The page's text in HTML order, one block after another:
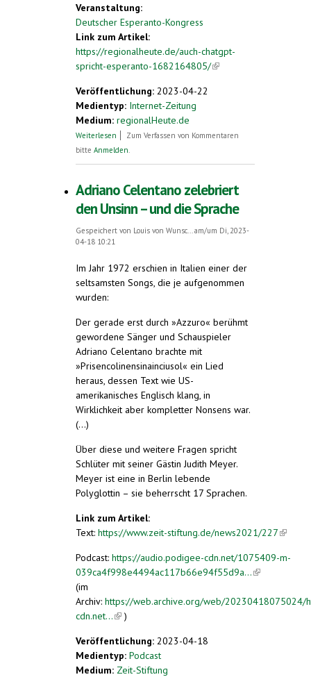
Veranstaltung:
Deutscher Esperanto-Kongress
Link zum Artikel:
https://regionalheute.de/auch-chatgpt-
spricht-esperanto-1682164805/(link is
Veröffentlichung: 2023-04-22
Medientyp: Internet-Zeitung
Medium: regionalHeute.de
Weiterlesen über Auch ChatGPT spricht Esperanto
Zum Verfassen von Kommentaren
bitte Anmelden.
Adriano Celentano zelebriert
den Unsinn – und die Sprache
Gespeichert von Louis von Wunsc...
am/um Di, 2023-
04-18 10:21
Im Jahr 1972 erschien in Italien einer der
seltsamsten Songs, die je aufgenommen
wurden:
Der gerade erst durch »Azzuro« berühmt
gewordene Sänger und Schauspieler
Adriano Celentano brachte mit
»Prisencolinensinainciusol« ein Lied
heraus, dessen Text wie US-
amerikanisches Englisch klang, in
Wirklichkeit aber kompletter Nonsens war.
(...)
Über diese und weitere Fragen spricht
Schlüter mit seiner Gästin Judith Meyer.
Meyer ist eine in Berlin lebende
Polyglottin – sie beherrscht 17 Sprachen.
Link zum Artikel:
Text: https://www.zeit-stiftung.de/news2021/227(link is
Podcast: https://audio.podigee-cdn.net/1075409-m-
039ca4f998e4494ac117b66e94f55d9a...(link is
(im
Archiv: https://web.archive.org/web/20230418075024/
cdn.net...(link is external)
)
Veröffentlichung: 2023-04-18
Medientyp: Podcast
Medium: Zeit-Stiftung